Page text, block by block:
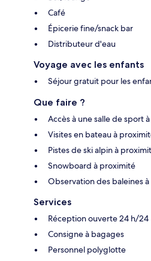
Café
Épicerie fine/snack bar
Distributeur d'eau
Voyage avec les enfants
Séjour gratuit pour les
Que faire ?
Accès à une salle de sport
Visites en bateau à
Pistes de ski alpin à
Snowboard à proximité
Observation des baleines
Services
Réception ouverte 24 h/24
Consigne à bagages
Personnel polyglotte